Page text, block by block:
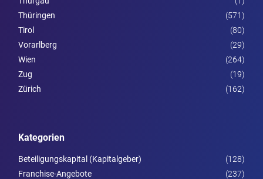
Thüringen
(571)
Tirol
(80)
Vorarl­berg
(29)
Wien
(264)
Zug
(19)
Zürich
(162)
Kategorien
Beteiligungskapital (Kapitalgeber)
(128)
Franchise-Angebote
(237)